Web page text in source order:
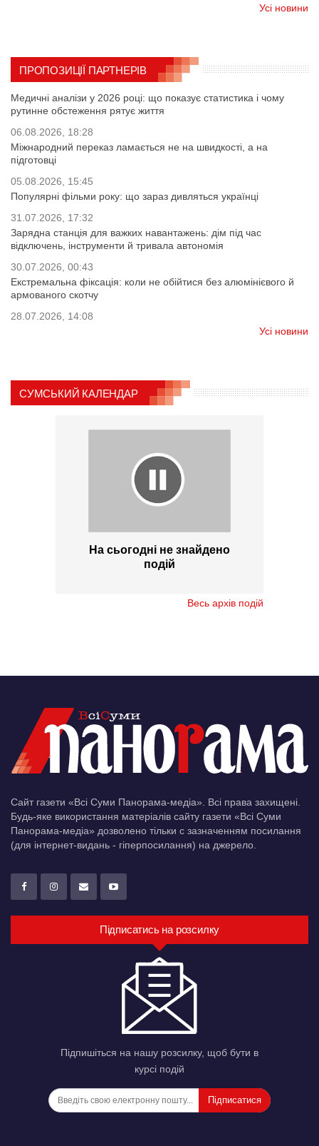
Усі новини
ПРОПОЗИЦІЇ ПАРТНЕРІВ
Медичні аналізи у 2026 році: що показує статистика і чому
рутинне обстеження рятує життя
06.08.2026, 18:28
Міжнародний переказ ламається не на швидкості, а на
підготовці
05.08.2026, 15:45
Популярні фільми року: що зараз дивляться українці
31.07.2026, 17:32
Зарядна станція для важких навантажень: дім під час
відключень, інструменти й тривала автономія
30.07.2026, 00:43
Екстремальна фіксація: коли не обійтися без алюмінієвого й
армованого скотчу
28.07.2026, 14:08
Усі новини
СУМСЬКИЙ КАЛЕНДАР
На сьогодні не знайдено
подій
Весь архів подій
Сайт газети «Всі Суми Панорама-медіа». Всі права захищені.
Будь-яке використання матеріалів сайту газети «Всі Суми
Панорама-медіа» дозволено тільки c зазначенням посилання
(для інтернет-видань - гіперпосилання) на джерело.
Підписатись на розсилку
Підпишіться на нашу розсилку, щоб бути в
курсі подій
Підписатися